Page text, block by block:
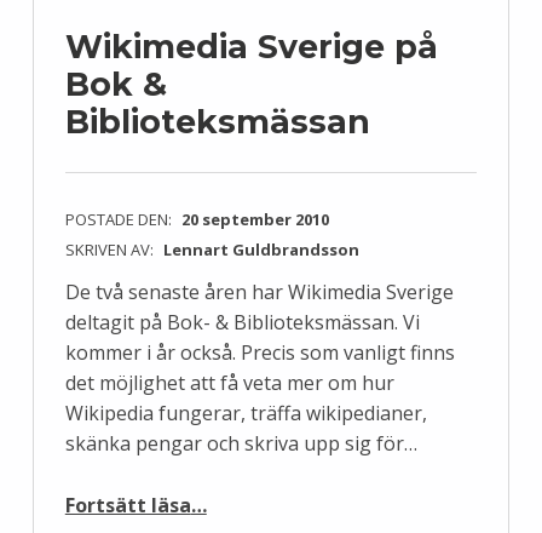
Wikimedia Sverige på
Bok &
Biblioteksmässan
POSTADE DEN: 20 september 2010
SKRIVEN AV: Lennart Guldbrandsson
De två senaste åren har Wikimedia Sverige
deltagit på Bok- & Biblioteksmässan. Vi
kommer i år också. Precis som vanligt finns
det möjlighet att få veta mer om hur
Wikipedia fungerar, träffa wikipedianer,
skänka pengar och skriva upp sig för…
Fortsätt läsa…